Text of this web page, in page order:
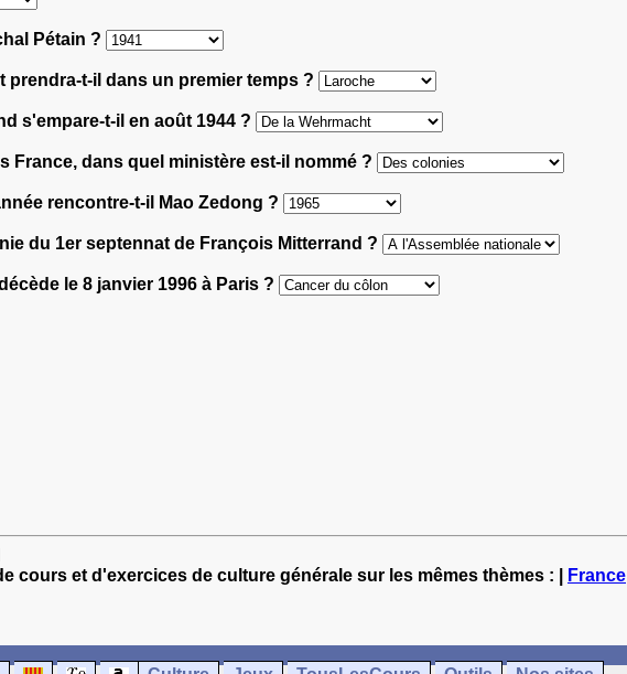
Pétain ?
prendra-t-il dans un premier temps ?
s'empare-t-il en août 1944 ?
France, dans quel ministère est-il nommé ?
rencontre-t-il Mao Zedong ?
du 1er septennat de François Mitterrand ?
le 8 janvier 1996 à Paris ?
cours et d'exercices de culture générale sur les mêmes thèmes : | France